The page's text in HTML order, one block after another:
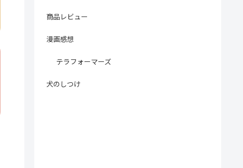
商品レビュー
漫画感想
テラフォーマーズ
犬のしつけ